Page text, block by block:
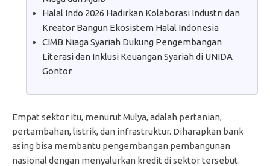
Halal Indo 2026 Hadirkan Kolaborasi Industri dan
Kreator Bangun Ekosistem Halal Indonesia
CIMB Niaga Syariah Dukung Pengembangan
Literasi dan Inklusi Keuangan Syariah di UNIDA
Gontor
Empat sektor itu, menurut Mulya, adalah pertanian,
pertambahan, listrik, dan infrastruktur. Diharapkan bank
asing bisa membantu pengembangan pembangunan
nasional dengan menyalurkan kredit di sektor tersebut.